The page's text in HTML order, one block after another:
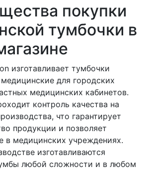
покупки
тумбочки в
изготавливает тумбочки
для городских
медицинских кабинетов.
контроль качества на
что гарантирует
продукции и позволяет
в медицинских учреждениях.
изготавливаются
любой сложности и в любом